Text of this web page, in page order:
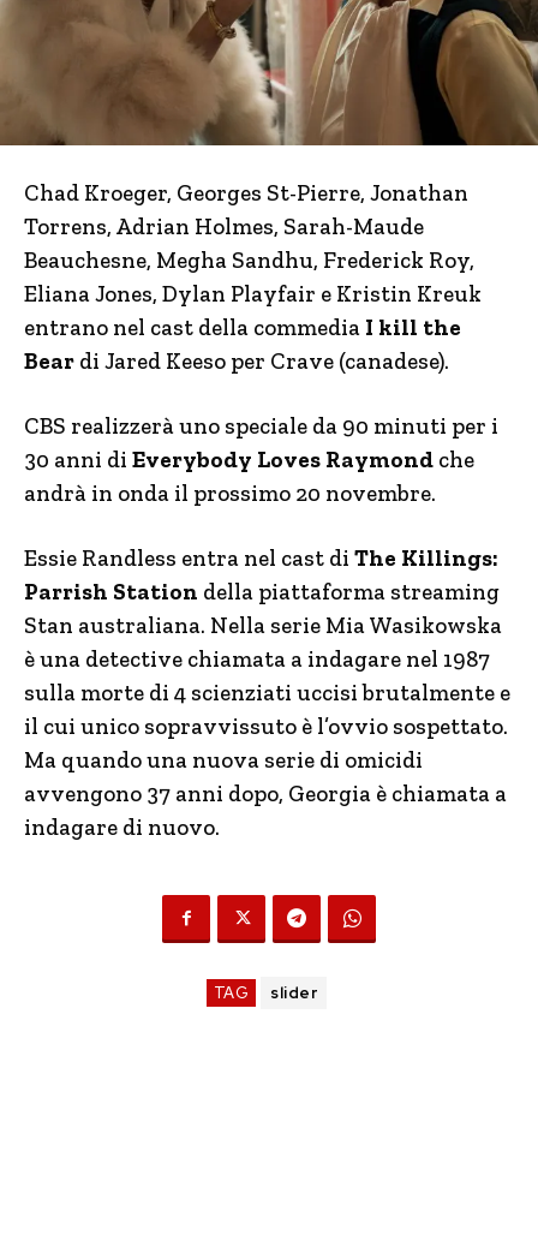
Chad Kroeger, Georges St-Pierre, Jonathan
Torrens, Adrian Holmes, Sarah-Maude
Beauchesne, Megha Sandhu, Frederick Roy,
Eliana Jones, Dylan Playfair e Kristin Kreuk
entrano nel cast della commedia I kill the
Bear di Jared Keeso per Crave (canadese).
CBS realizzerà uno speciale da 90 minuti per i
30 anni di Everybody Loves Raymond che
andrà in onda il prossimo 20 novembre.
Essie Randless entra nel cast di The Killings:
Parrish Station della piattaforma streaming
Stan australiana. Nella serie Mia Wasikowska
è una detective chiamata a indagare nel 1987
sulla morte di 4 scienziati uccisi brutalmente e
il cui unico sopravvissuto è l’ovvio sospettato.
Ma quando una nuova serie di omicidi
avvengono 37 anni dopo, Georgia è chiamata a
indagare di nuovo.
TAG slider